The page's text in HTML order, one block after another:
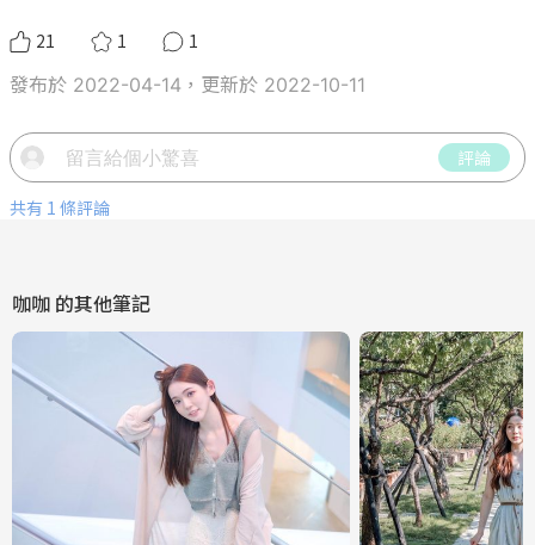
21 1
1
發布於 2022-04-14，更新於 2022-10-11
評論
共有 1 條評論
咖咖 的其他筆記